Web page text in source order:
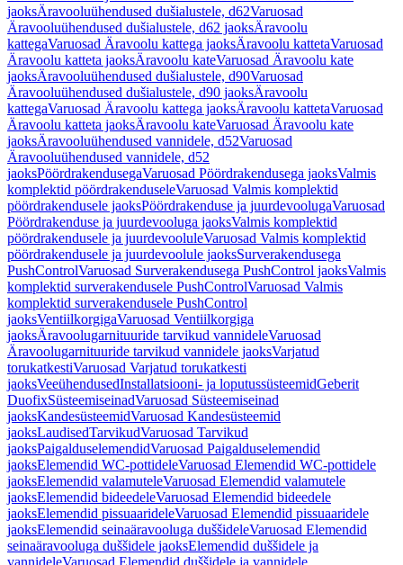
jaoksÄravooluühendused dušialustele, d62Varuosad
Äravooluühendused dušialustele, d62 jaoksÄravoolu
kattegaVaruosad Äravoolu kattega jaoksÄravoolu kattetaVaruosad
Äravoolu katteta jaoksÄravoolu kateVaruosad Äravoolu kate
jaoksÄravooluühendused dušialustele, d90Varuosad
Äravooluühendused dušialustele, d90 jaoksÄravoolu
kattegaVaruosad Äravoolu kattega jaoksÄravoolu kattetaVaruosad
Äravoolu katteta jaoksÄravoolu kateVaruosad Äravoolu kate
jaoksÄravooluühendused vannidele, d52Varuosad
Äravooluühendused vannidele, d52
jaoksPöördrakendusegaVaruosad Pöördrakendusega jaoksValmis
komplektid pöördrakenduseleVaruosad Valmis komplektid
pöördrakendusele jaoksPöördrakenduse ja juurdevoolugaVaruosad
Pöördrakenduse ja juurdevooluga jaoksValmis komplektid
pöördrakendusele ja juurdevooluleVaruosad Valmis komplektid
pöördrakendusele ja juurdevoolule jaoksSurverakendusega
PushControlVaruosad Surverakendusega PushControl jaoksValmis
komplektid surverakendusele PushControlVaruosad Valmis
komplektid surverakendusele PushControl
jaoksVentiilkorgigaVaruosad Ventiilkorgiga
jaoksÄravoolugarnituuride tarvikud vannideleVaruosad
Äravoolugarnituuride tarvikud vannidele jaoksVarjatud
torukatkestiVaruosad Varjatud torukatkesti
jaoksVeeühendusedInstallatsiooni- ja loputussüsteemidGeberit
DuofixSüsteemiseinadVaruosad Süsteemiseinad
jaoksKandesüsteemidVaruosad Kandesüsteemid
jaoksLaudisedTarvikudVaruosad Tarvikud
jaoksPaigalduselemendidVaruosad Paigalduselemendid
jaoksElemendid WC-pottideleVaruosad Elemendid WC-pottidele
jaoksElemendid valamuteleVaruosad Elemendid valamutele
jaoksElemendid bideedeleVaruosad Elemendid bideedele
jaoksElemendid pissuaarideleVaruosad Elemendid pissuaaridele
jaoksElemendid seinaäravooluga duššideleVaruosad Elemendid
seinaäravooluga duššidele jaoksElemendid duššidele ja
vannideleVaruosad Elemendid duššidele ja vannidele